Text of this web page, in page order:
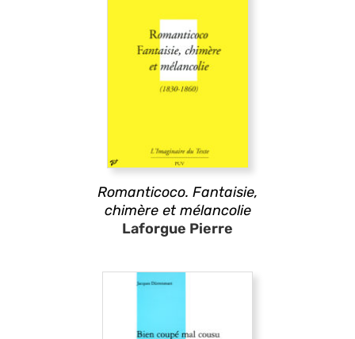
Romanticoco. Fantaisie,
chimère et mélancolie
Laforgue Pierre